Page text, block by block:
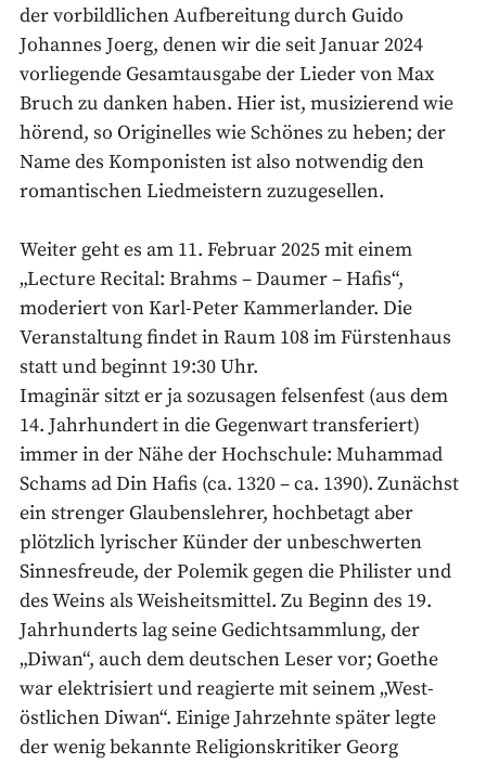
der vorbildlichen Aufbereitung durch Guido
Johannes Joerg, denen wir die seit Januar 2024
vorliegende Gesamtausgabe der Lieder von Max
Bruch zu danken haben. Hier ist, musizierend wie
hörend, so Originelles wie Schönes zu heben; der
Name des Komponisten ist also notwendig den
romantischen Liedmeistern zuzugesellen.
Weiter geht es am 11. Februar 2025 mit einem
„Lecture Recital: Brahms – Daumer – Hafis“,
moderiert von Karl-Peter Kammerlander. Die
Veranstaltung findet in Raum 108 im Fürstenhaus
statt und beginnt 19:30 Uhr.
Imaginär sitzt er ja sozusagen felsenfest (aus dem
14. Jahrhundert in die Gegenwart transferiert)
immer in der Nähe der Hochschule: Muhammad
Schams ad Din Hafis (ca. 1320 – ca. 1390). Zunächst
ein strenger Glaubenslehrer, hochbetagt aber
plötzlich lyrischer Künder der unbeschwerten
Sinnesfreude, der Polemik gegen die Philister und
des Weins als Weisheitsmittel. Zu Beginn des 19.
Jahrhunderts lag seine Gedichtsammlung, der
„Diwan“, auch dem deutschen Leser vor; Goethe
war elektrisiert und reagierte mit seinem „West-
östlichen Diwan“. Einige Jahrzehnte später legte
der wenig bekannte Religionskritiker Georg